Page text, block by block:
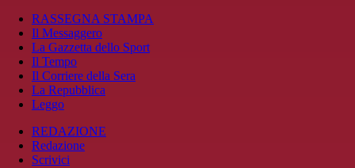
RASSEGNA STAMPA
Il Messaggero
La Gazzetta dello Sport
Il Tempo
Il Corriere della Sera
La Repubblica
Leggo
REDAZIONE
Redazione
Scrivici